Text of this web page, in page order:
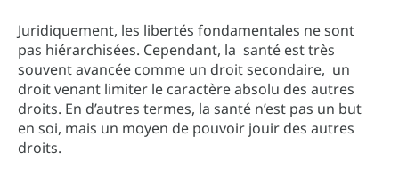
Juridiquement, les libertés fondamentales ne sont
pas hiérarchisées. Cependant, la santé est très
souvent avancée comme un droit secondaire, un
droit venant limiter le caractère absolu des autres
droits. En d’autres termes, la santé n’est pas un but
en soi, mais un moyen de pouvoir jouir des autres
droits.